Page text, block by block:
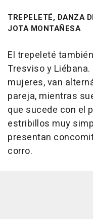
TREPELETÉ, DANZA
JOTA MONTAÑESA
El trepeleté
Tresviso y
mujeres, van
pareja, mientras
que sucede con el
estribillos muy
presentan
corro.